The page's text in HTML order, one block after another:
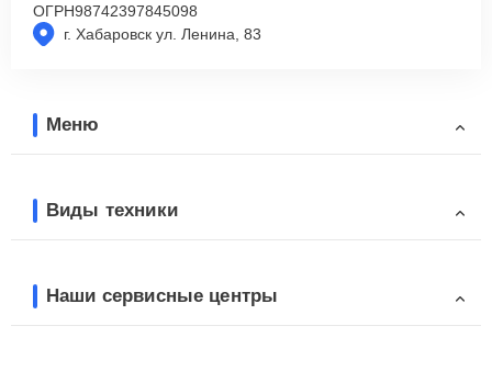
г. Хабаровск ул. Ленина, 83
ОГРН98742397845098
Меню
Виды техники
Наши сервисные центры